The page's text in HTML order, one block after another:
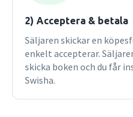
2) Acceptera & betala
Säljaren skickar en
enkelt accepterar.
skicka boken och du får
Swisha.